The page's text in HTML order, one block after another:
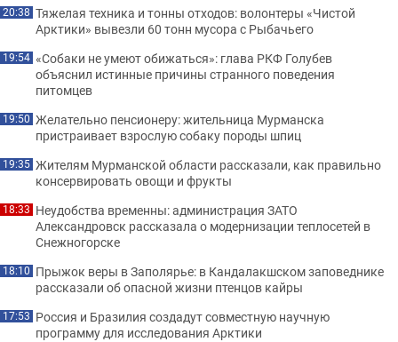
20:38 Тяжелая техника и тонны отходов: волонтеры «Чистой
Арктики» вывезли 60 тонн мусора с Рыбачьего
19:54 «Собаки не умеют обижаться»: глава РКФ Голубев
объяснил истинные причины странного поведения
питомцев
19:50 Желательно пенсионеру: жительница Мурманска
пристраивает взрослую собаку породы шпиц
19:35 Жителям Мурманской области рассказали, как правильно
консервировать овощи и фрукты
18:33 Неудобства временны: администрация ЗАТО
Александровск рассказала о модернизации теплосетей в
Снежногорске
18:10 Прыжок веры в Заполярье: в Кандалакшском заповеднике
рассказали об опасной жизни птенцов кайры
17:53 Россия и Бразилия создадут совместную научную
программу для исследования Арктики